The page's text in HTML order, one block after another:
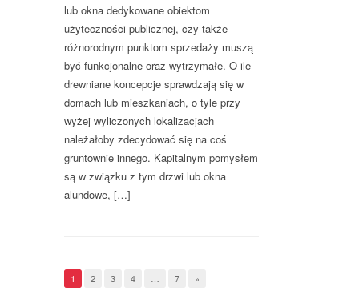
lub okna dedykowane obiektom
użyteczności publicznej, czy także
różnorodnym punktom sprzedaży muszą
być funkcjonalne oraz wytrzymałe. O ile
drewniane koncepcje sprawdzają się w
domach lub mieszkaniach, o tyle przy
wyżej wyliczonych lokalizacjach
należałoby zdecydować się na coś
gruntownie innego. Kapitalnym pomysłem
są w związku z tym drzwi lub okna
alundowe, […]
1 2 3 4 7 »